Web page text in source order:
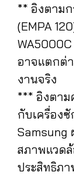
** อิงตาม
(EMPA
อาจแตกต่
งานจริง
*** อิงตาม
กับเครื่องซั
Samsung
สภาพแวด
ประสิทธิภา